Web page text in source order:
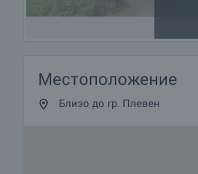
Местоположение
Близо до гр. Плевен